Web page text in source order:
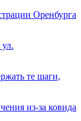
Оренбурга
те шаги,
из-за ковида